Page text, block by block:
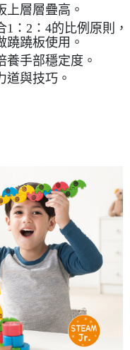
上層層疊高。
：2：4的比例原則，
蹺蹺板使用。
養手部穩定度。
道與技巧。